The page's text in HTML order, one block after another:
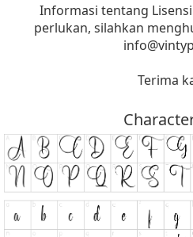
Informasi tentang
perlukan, silahkan
Terima